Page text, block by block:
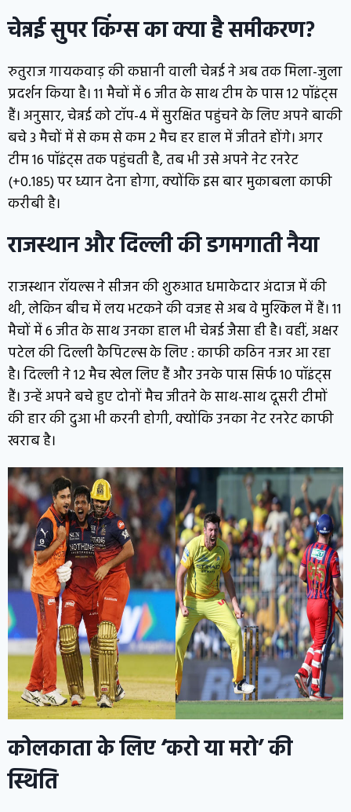
चेन्नई सुपर किंग्स का क्या है समीकरण?
रुतुराज गायकवाड़ की कप्तानी वाली चेन्नई ने अब तक मिला-जुला
प्रदर्शन किया है। 11 मैचों में 6 जीत के साथ टीम के पास 12 पॉइंट्स
हैं। अनुसार, चेन्नई को टॉप-4 में सुरक्षित पहुंचने के लिए अपने बाकी
बचे 3 मैचों में से कम से कम 2 मैच हर हाल में जीतने होंगे। अगर
टीम 16 पॉइंट्स तक पहुंचती है, तब भी उसे अपने नेट रनरेट
(+0.185) पर ध्यान देना होगा, क्योंकि इस बार मुकाबला काफी
करीबी है।
राजस्थान और दिल्ली की डगमगाती नैया
राजस्थान रॉयल्स ने सीजन की शुरुआत धमाकेदार अंदाज में की
थी, लेकिन बीच में लय भटकने की वजह से अब वे मुश्किल में हैं। 11
मैचों में 6 जीत के साथ उनका हाल भी चेन्नई जैसा ही है। वहीं, अक्षर
पटेल की दिल्ली कैपिटल्स के लिए : काफी कठिन नजर आ रहा
है। दिल्ली ने 12 मैच खेल लिए हैं और उनके पास सिर्फ 10 पॉइंट्स
हैं। उन्हें अपने बचे हुए दोनों मैच जीतने के साथ-साथ दूसरी टीमों
की हार की दुआ भी करनी होगी, क्योंकि उनका नेट रनरेट काफी
खराब है।
कोलकाता के लिए ‘करो या मरो’ की
स्थिति